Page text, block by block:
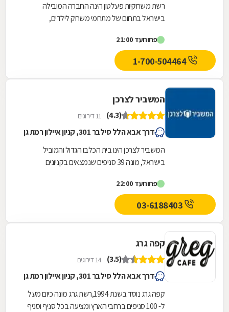
רשת משחקיות פעלטון הינה החברה המובילה
בישראל בתחום של מתחמי משחק לילדים,
פעלטון הן מרכזי בילוי...
פתוחעד 21:00
1-700-504464
המשביר לצרכן
(4.3) 11 דירוגים
דרך אבא הלל סילבר 301, קניון איילון רמת גן
המשביר לצרכן הינו בית הכלבו הגדול והמוביל
בישראל, מונה 39 סניפים שנמצאים בקניונים
של מותגים...
פתוחעד 22:00
קפה גרג
(3.5) 14 דירוגים
דרך אבא הלל סילבר 301, קניון איילון רמת גן
קפה גרג נוסד בשנת 1994,רשת גרג מונה כיום מעל
ל- 100 סניפים ברחבי הארץ ומציעה בכל סניף וסניף